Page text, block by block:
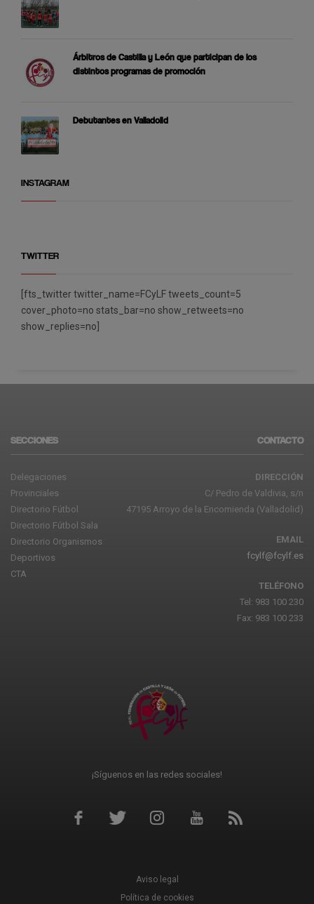
Árbitros de Castilla y León que participan de los
distintos programas de promoción
Debutantes en Valladolid
INSTAGRAM
TWITTER
[fts_twitter twitter_name=FCyLF tweets_count=5
cover_photo=no stats_bar=no show_retweets=no
show_replies=no]
SECCIONES
Delegaciones
Provinciales
Directorio Fútbol
Directorio Fútbol Sala
Directorio Organismos
Deportivos
CTA
CONTACTO
DIRECCIÓN
C/ Pedro de Valdivia, s/n
47195 Arroyo de la Encomienda (Valladolid)
EMAIL
fcylf@fcylf.es
TELÉFONO
Tel: 983 100 230
Fax: 983 100 233
¡Síguenos en las redes sociales!
Aviso legal
Política de cookies